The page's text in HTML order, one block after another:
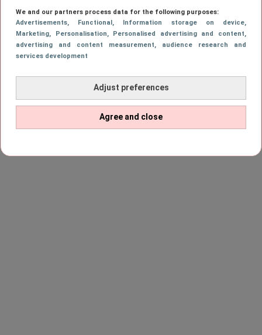
We and our partners process data for the following purposes:
Advertisements, Functional, Information storage on device,
Marketing, Personalisation, Personalised advertising and content,
advertising and content measurement, audience research and
services development
Adjust preferences
Agree and close